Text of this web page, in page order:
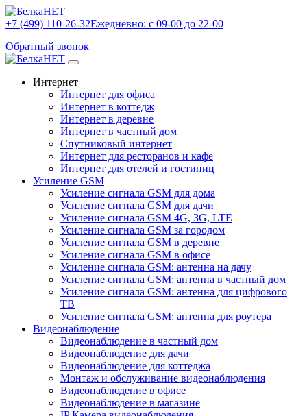
+7 (499) 110-26-32Ежедневно: с 09-00 до 22-00
Обратный звонок
Интернет
Интернет для офиса
Интернет в коттедж
Интернет в деревне
Интернет в частный дом
Спутниковый интернет
Интернет для ресторанов и кафе
Интернет для отелей и гостиниц
Усиление GSM
Усиление сигнала GSM для дома
Усиление сигнала GSM для дачи
Усиление сигнала GSM 4G, 3G, LTE
Усиление сигнала GSM за городом
Усиление сигнала GSM в деревне
Усиление сигнала GSM в офисе
Усиление сигнала GSM: антенна на дачу
Усиление сигнала GSM: антенна в частный дом
Усиление сигнала GSM: антенна для цифрового
ТВ
Усиление сигнала GSM: антенна для роутера
Видеонаблюдение
Видеонаблюдение в частный дом
Видеонаблюдение для дачи
Видеонаблюдение для коттеджа
Монтаж и обслуживание видеонаблюдения
Видеонаблюдение в офисе
Видеонаблюдение в магазине